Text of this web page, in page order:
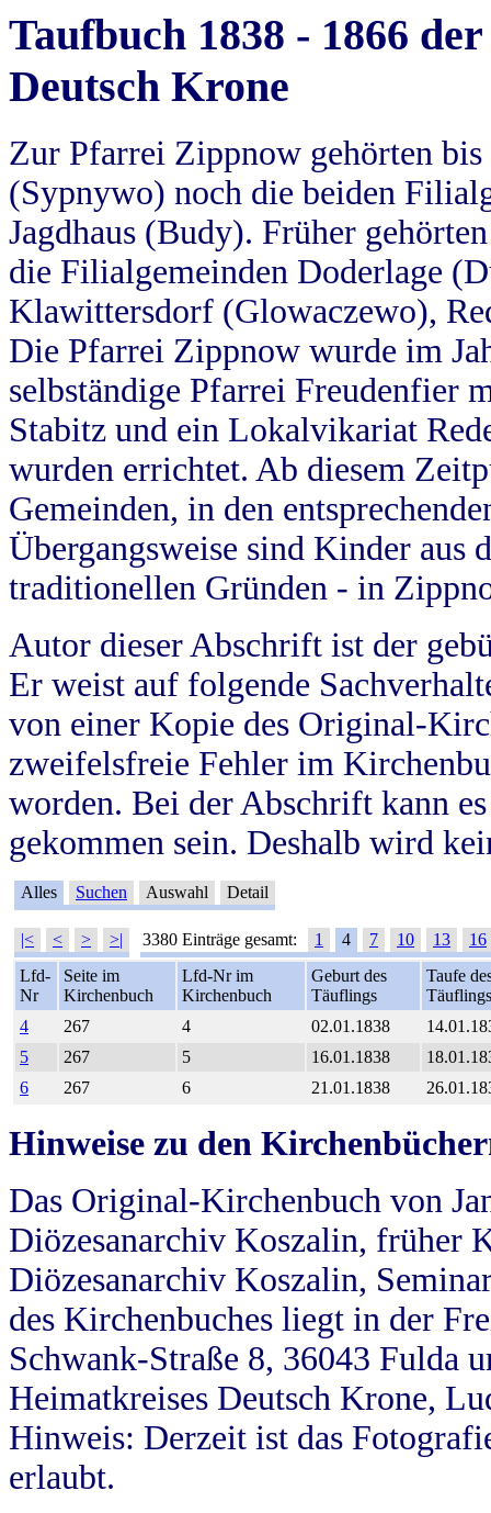
Taufbuch 1838 - 1866
Deutsch Krone
Zur Pfarrei Zippnow gehörten
(Sypnywo) noch die beiden
Jagdhaus (Budy). Früher
die Filialgemeinden Doderlage
Klawittersdorf (Glowaczewo),
Die Pfarrei Zippnow wurde im
selbständige Pfarrei Freudenfier
Stabitz und ein Lokalvikariat
wurden errichtet. Ab diesem
Gemeinden, in den
Übergangsweise sind Kinder aus
traditionellen Gründen - in
Autor dieser Abschrift ist der
Er weist auf folgende
von einer Kopie des Original-
zweifelsfreie Fehler im
worden. Bei der Abschrift kann
gekommen sein. Deshalb wird
Alles Suchen Auswahl Detail
|< < > >| 3380 Einträge gesamt: 1 4 7 10 13
16
Lfd-
Nr
Seite im
Kirchenbuch
Lfd-Nr im
Kirchenbuch
Geburt des
Täuflings
Taufe
Täuflings
4
267 4 02.01.1838
5
267 5 16.01.1838
6
267 6 21.01.1838
Hinweise zu den
Das Original-Kirchenbuch von
Diözesanarchiv Koszalin, früher
Diözesanarchiv Koszalin,
des Kirchenbuches liegt in der
Schwank-Straße 8, 36043 Fulda
Heimatkreises Deutsch Krone,
Hinweis: Derzeit ist das
erlaubt.